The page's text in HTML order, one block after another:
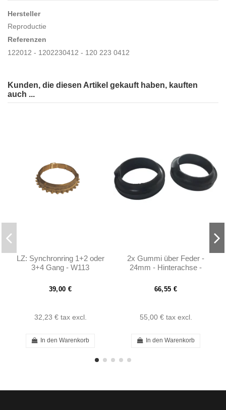
Hersteller
Reproductie
Referenzen
122012 - 1202230412 - 120 223 0412
Kunden, die diesen Artikel gekauft haben, kauften
auch ...
LZ: Synchronring 1+2 oder
3+4 Gang - W113
39,00 €
32,23 € tax excl.
In den Warenkorb
2x Gummi über Feder -
24mm - Hinterachse -
66,55 €
55,00 € tax excl.
In den Warenkorb